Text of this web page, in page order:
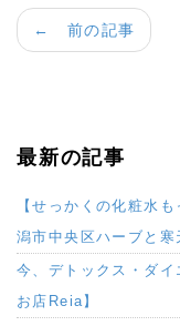
← 前の記事
最新の記事
【せっかくの化粧水
潟市中央区ハーブと
今、デトックス・ダ
お店Reia】